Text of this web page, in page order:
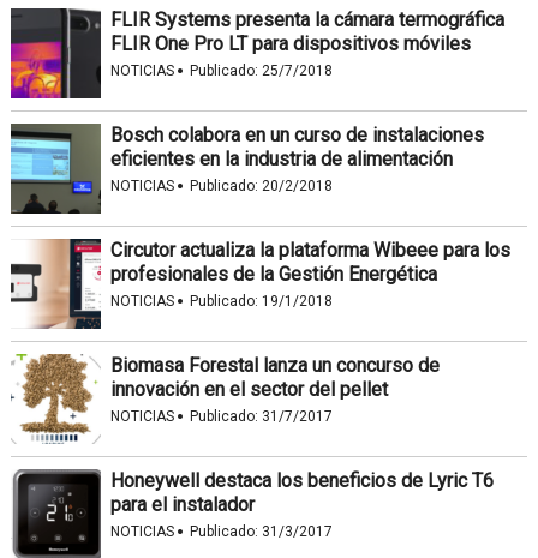
FLIR Systems presenta la cámara termográfica
FLIR One Pro LT para dispositivos móviles
NOTICIAS · Publicado: 25/7/2018
Bosch colabora en un curso de instalaciones
eficientes en la industria de alimentación
NOTICIAS · Publicado: 20/2/2018
Circutor actualiza la plataforma Wibeee para los
profesionales de la Gestión Energética
NOTICIAS · Publicado: 19/1/2018
Biomasa Forestal lanza un concurso de
innovación en el sector del pellet
NOTICIAS · Publicado: 31/7/2017
Honeywell destaca los beneficios de Lyric T6
para el instalador
NOTICIAS · Publicado: 31/3/2017